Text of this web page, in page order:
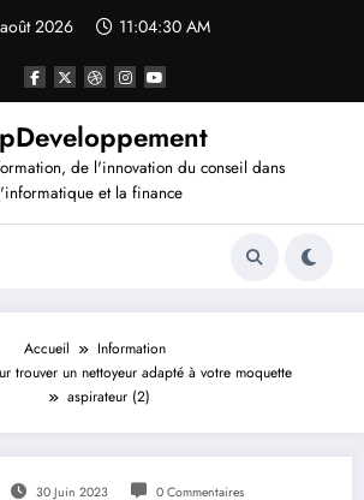
2026 11:04:31 AM
de l'innovation du conseil dans
et la finance
Accueil
Information
trouver un nettoyeur adapté à votre moquette
aspirateur (2)
30 Juin 2023 0 Commentaires